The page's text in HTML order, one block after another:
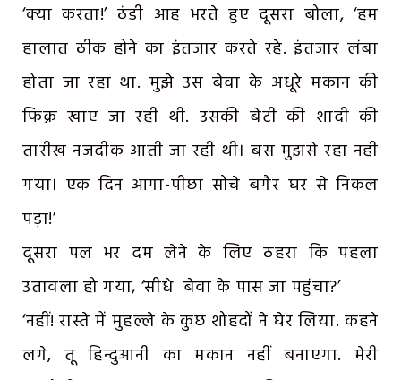
‘क्या करता!’ ठंडी आह भरते हुए दूसरा बोला, ‘हम
हालात ठीक होने का इंतजार करते रहे. इंतजार लंबा
होता जा रहा था. मुझे उस बेवा के अधूरे मकान की
फिक्र खाए जा रही थी. उसकी बेटी की शादी की
तारीख नजदीक आती जा रही थी। बस मुझसे रहा नही
गया। एक दिन आगा-पीछा सोचे बगैर घर से निकल
पड़ा!’
दूसरा पल भर दम लेने के लिए ठहरा कि पहला
उतावला हो गया, ‘सीधे बेवा के पास जा पहुंचा?’
‘नहीं! रास्ते में मुहल्ले के कुछ शोहदों ने घेर लिया. कहने
लगे, तू हिन्दुआनी का मकान नहीं बनाएगा. मेरी